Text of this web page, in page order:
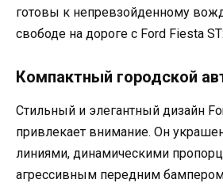
готовы к непревзойденному
свободе на дороге с Ford Fiesta
Компактный городской
Стильный и элегантный дизайн
привлекает внимание. Он
линиями, динамическими
агрессивным передним